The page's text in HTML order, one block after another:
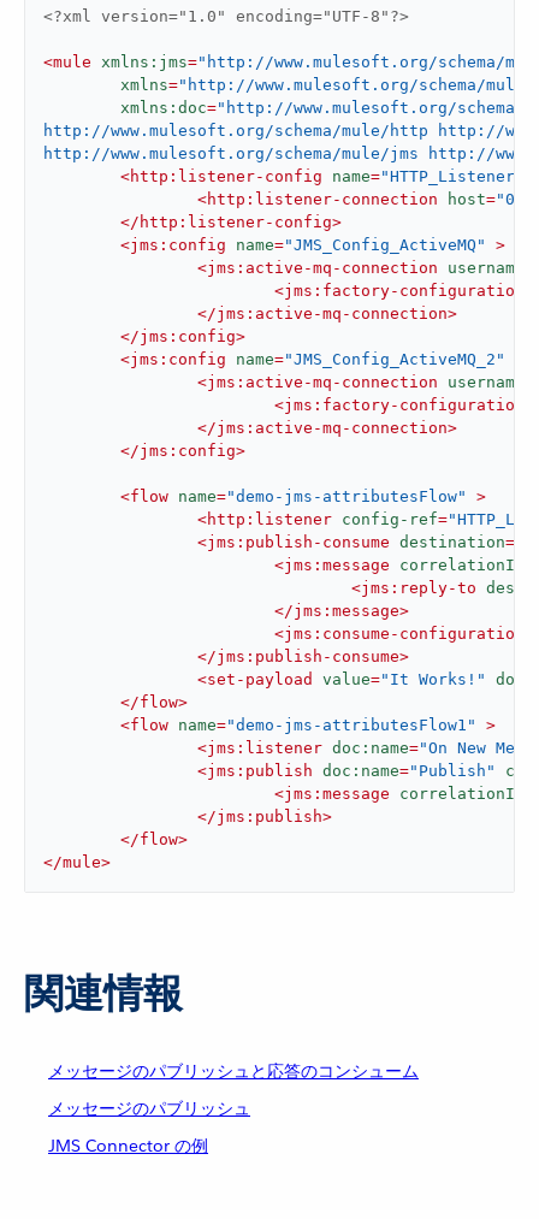
<?xml version="1.0" encoding="UTF-8"?>
<mule xmlns:jms="http://www.mulesoft.org/schema/
xmlns="http://www.mulesoft.org/schema/mule/
xmlns:doc="http://www.mulesoft.org/schema/
http://www.mulesoft.org/schema/mule/http http://
http://www.mulesoft.org/schema/mule/jms http://
<http:listener-config name=
<http:listener-connection host=
</ http:listener-config>
<jms:config name="JMS_Config_ActiveMQ"
>
<jms:active-mq-connection username
<jms:factory-configuration
</jms:active-mq-connection>
</jms:config>
<jms:config name="JMS_Config_ActiveMQ_2"
<jms:active-mq-connection username
<jms:factory-configuration
</jms:active-mq-connection>
</jms:config>
<flow name="demo-jms-attributesFlow"
>
<http:listener config-ref=
<jms:publish-consume destination=
<jms:message correlationId
<jms:reply-to
</jms:message>
<jms:consume-configuration
</jms:publish-consume>
<set-payload value="It Works!"
</flow>
<flow name="demo-jms-attributesFlow1"
>
<jms:listener doc:name="On New
<jms:publish doc:name="Publish"
<jms:message correlationId
</jms:publish>
</flow>
</mule>
関連情報
メッセージのパブリッシュと応答のコンシューム
メッセージのパブリッシュ
JMS Connector の例